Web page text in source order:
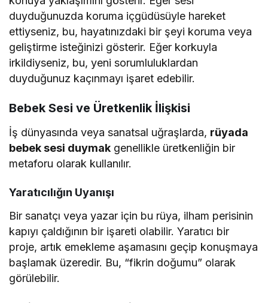
duyduğunuzda koruma içgüdüsüyle hareket
ettiyseniz, bu, hayatınızdaki bir şeyi koruma veya
geliştirme isteğinizi gösterir. Eğer korkuyla
irkildiyseniz, bu, yeni sorumluluklardan
duyduğunuz kaçınmayı işaret edebilir.
Bebek Sesi ve Üretkenlik İlişkisi
İş dünyasında veya sanatsal uğraşlarda, rüyada
bebek sesi duymak genellikle üretkenliğin bir
metaforu olarak kullanılır.
Yaratıcılığın Uyanışı
Bir sanatçı veya yazar için bu rüya, ilham perisinin
kapıyı çaldığının bir işareti olabilir. Yaratıcı bir
proje, artık emekleme aşamasını geçip konuşmaya
başlamak üzeredir. Bu, “fikrin doğumu” olarak
görülebilir.